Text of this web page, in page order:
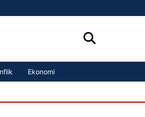
Ekonomi